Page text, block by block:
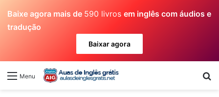
Baixe agora mais de 590 livros em inglês com áudios e
tradução
Baixar agora
Menu